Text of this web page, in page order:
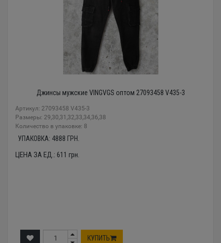
Джинсы мужские VINGVGS оптом 27093458 V435-3
Артикул: 27093458 V435-3
Размеры: 29,30,31,32,33,34,36,38
Количество в упаковке: 8
УПАКОВКА: 4888 ГРН.
ЦЕНА ЗА ЕД.: 611 грн.
КУПИТЬ